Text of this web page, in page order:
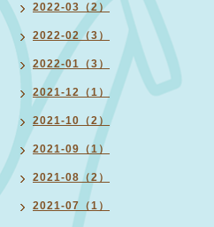
2022-03（2）
2022-02（3）
2022-01（3）
2021-12（1）
2021-10（2）
2021-09（1）
2021-08（2）
2021-07（1）